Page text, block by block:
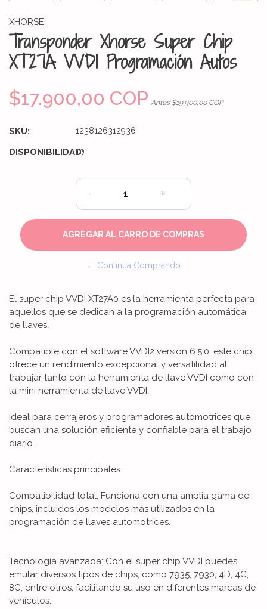
XHORSE
Transponder Xhorse Super Chip
XT27A VVDI Programación Autos
$17.900,00 COP Antes $19.900,00 COP
SKU: 1238126312936
DISPONIBILIDAD:
10
- +
← Continúa Comprando
El super chip VVDI XT27A0 es la herramienta perfecta para
aquellos que se dedican a la programación automática
de llaves.
Compatible con el software VVDI2 versión 6.5.0, este chip
ofrece un rendimiento excepcional y versatilidad al
trabajar tanto con la herramienta de llave VVDI como con
la mini herramienta de llave VVDI.
Ideal para cerrajeros y programadores automotrices que
buscan una solución eficiente y confiable para el trabajo
diario.
Características principales:
Compatibilidad total: Funciona con una amplia gama de
chips, incluidos los modelos más utilizados en la
programación de llaves automotrices.
Tecnología avanzada: Con el super chip VVDI puedes
emular diversos tipos de chips, como 7935, 7930, 4D, 4C,
8C, entre otros, facilitando su uso en diferentes marcas de
vehículos.